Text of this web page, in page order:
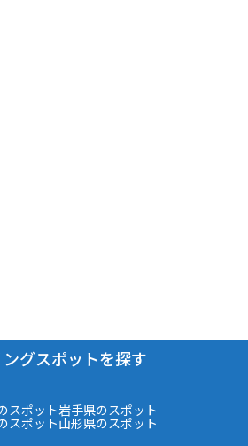
グスポットを探す
スポット岩手県のスポット
スポット山形県のスポット